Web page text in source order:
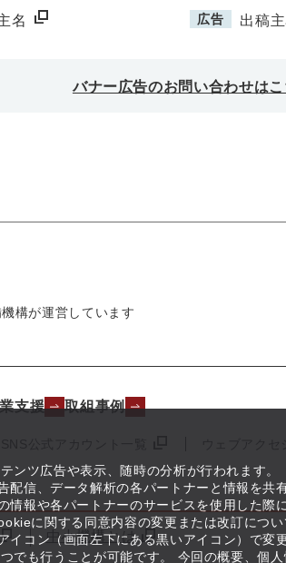
ンツ広告や表示、随時の分析が行われます。
信、データ解析の各パートナーと情報を共
報や各パートナーのサービスを使用した際
に関する同意内容の変更または改訂につ
コン（画面左下にある黒いアイコン）で変
でも行うことが可能です。 今回の概要、個
名 広告 出稿
バナー広告のお問い合わせは
構が運営しています
支援 取組事例
中小機構とは